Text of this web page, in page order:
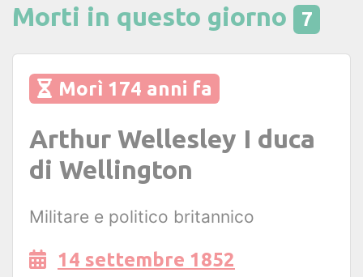
Morti in questo giorno 7
Morì 174 anni fa
Arthur Wellesley I duca
di Wellington
Militare e politico britannico
14 settembre 1852